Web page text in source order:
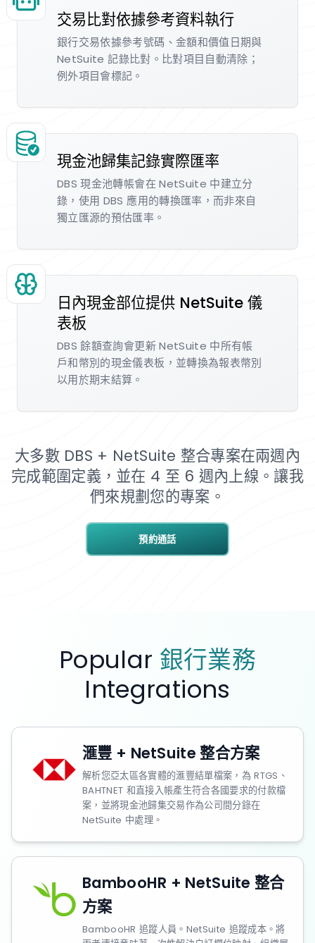
交易比對依據參考資料執行
銀行交易依據參考號碼、金額和價值日期與
NetSuite 記錄比對。比對項目自動清除；
例外項目會標記。
現金池歸集記錄實際匯率
DBS 現金池轉帳會在 NetSuite 中建立分
錄，使用 DBS 應用的轉換匯率，而非來自
獨立匯源的預估匯率。
日內現金部位提供 NetSuite 儀
表板
DBS 餘額查詢會更新 NetSuite 中所有帳
戶和幣別的現金儀表板，並轉換為報表幣別
以用於期末結算。
預約通話
大多數 DBS + NetSuite 整合專案在兩週內
完成範圍定義，並在 4 至 6 週內上線。讓我
們來規劃您的專案。
Popular 銀行業務
Integrations
滙豐 + NetSuite 整合方案
解析您亞太區各實體的滙豐結單檔案，為 RTGS、
BAHTNET 和直接入帳產生符合各國要求的付款檔
案，並將現金池歸集交易作為公司間分錄在
NetSuite 中處理。
BambooHR + NetSuite 整合
方案
BambooHR 追蹤人員。NetSuite 追蹤成本。將